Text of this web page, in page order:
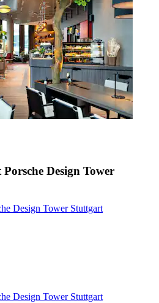
Design Tower
Design Tower Stuttgart
Design Tower Stuttgart